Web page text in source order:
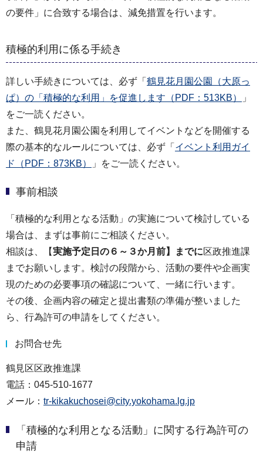
の要件」に合致する場合は、減免措置を行います。
積極的利用に係る手続き
詳しい手続きについては、必ず「 鶴見花月園公園（大原っ
ぱ）の「積極的な利用」を促進します（PDF：513KB）
」
をご一読ください。
また、鶴見花月園公園を利用してイベントなどを開催する
際の基本的なルールについては、必ず「 イベント利用ガイ
ド（PDF：873KB）
」をご一読ください。
事前相談
「積極的な利用となる活動」の実施について検討している
場合は、まずは事前にご相談ください。
相談は、【実施予定日の６～３か月前】までに区政推進課
までお願いします。検討の段階から、活動の要件や企画実
現のための必要事項の確認について、一緒に行います。
その後、企画内容の確定と提出書類の準備が整いました
ら、行為許可の申請をしてください。
お問合せ先
鶴見区区政推進課
電話：045-510-1677
メール： tr-kikakuchosei@city.yokohama.lg.jp
「積極的な利用となる活動」に関する行為許可の
申請